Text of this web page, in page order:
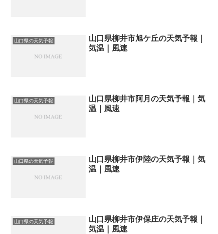
山口県の天気予報
山口県柳井市旭ケ丘の天気予報｜
気温｜風速
山口県の天気予報
山口県柳井市阿月の天気予報｜気
温｜風速
山口県の天気予報
山口県柳井市伊陸の天気予報｜気
温｜風速
山口県の天気予報
山口県柳井市伊保庄の天気予報｜
気温｜風速